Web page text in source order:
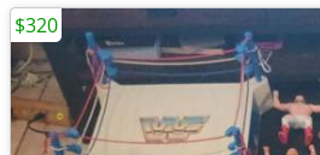
$320